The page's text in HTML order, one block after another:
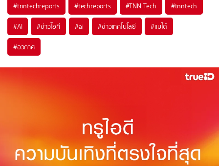
#tnntechreports #techreports #TNN Tech #tnntech
#AI #ข่าวไอที #ai #ข่าวเทคโนโลยี #แบไต๋
#อวกาศ